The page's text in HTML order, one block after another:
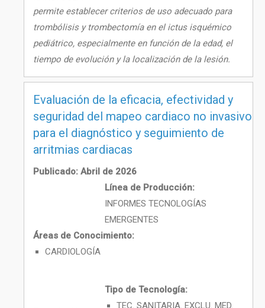
permite establecer criterios de uso adecuado para
trombólisis y trombectomía en el ictus isquémico
pediátrico, especialmente en función de la edad, el
tiempo de evolución y la localización de la lesión.
Evaluación de la eficacia, efectividad y
seguridad del mapeo cardiaco no invasivo
para el diagnóstico y seguimiento de
arritmias cardiacas
Publicado: Abril de 2026
Línea de Producción:
INFORMES TECNOLOGÍAS
EMERGENTES
Áreas de Conocimiento:
CARDIOLOGÍA
Tipo de Tecnología:
TEC. SANITARIA. EXCLU. MED.